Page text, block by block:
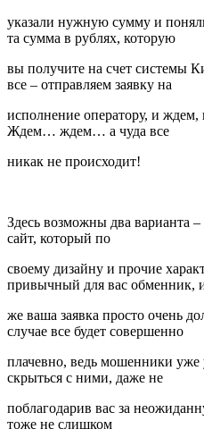
указали нужную сумму и
та сумма в рублях, которую
вы получите на счет системы
все – отправляем заявку на
исполнение оператору, и ждем,
Ждем… ждем… а чуда все
никак не происходит!
Здесь возможны два варианта
сайт, который по
своему дизайну и прочие
привычный для вас обменник,
же ваша заявка просто очень
случае все будет совершенно
плачевно, ведь мошенники уже
скрыться с ними, даже не
поблагодарив вас за
тоже не слишком